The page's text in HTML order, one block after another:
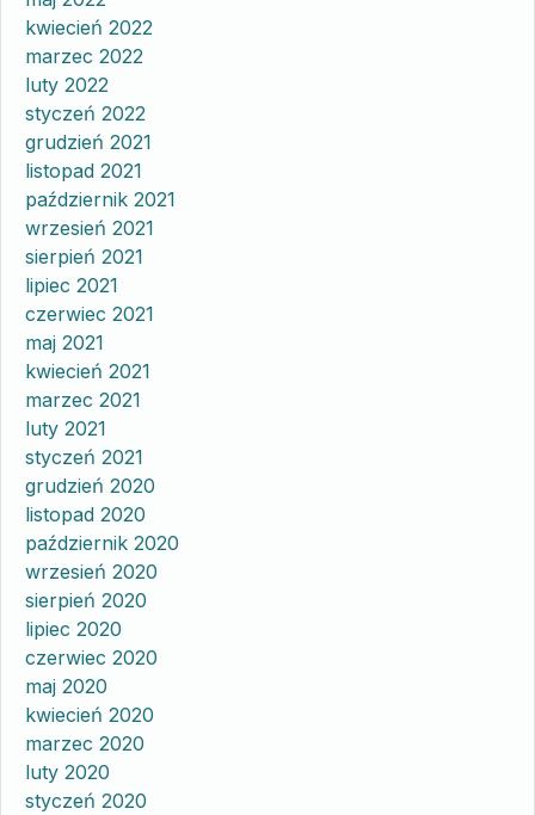
kwiecień 2022
marzec 2022
luty 2022
styczeń 2022
grudzień 2021
listopad 2021
październik 2021
wrzesień 2021
sierpień 2021
lipiec 2021
czerwiec 2021
maj 2021
kwiecień 2021
marzec 2021
luty 2021
styczeń 2021
grudzień 2020
listopad 2020
październik 2020
wrzesień 2020
sierpień 2020
lipiec 2020
czerwiec 2020
maj 2020
kwiecień 2020
marzec 2020
luty 2020
styczeń 2020